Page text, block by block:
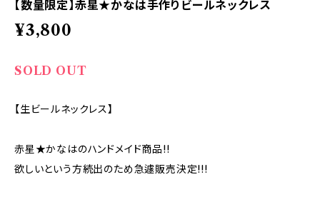
【数量限定】赤星★かなは手作りビールネックレス
¥3,800
SOLD OUT
【生ビールネックレス】
赤星★かなはのハンドメイド商品!!
欲しいという方続出のため急遽販売決定!!!